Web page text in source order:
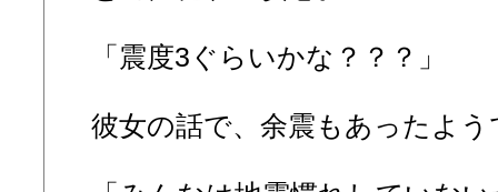
「震度3ぐらいかな？？？」
彼女の話で、余震もあったよ